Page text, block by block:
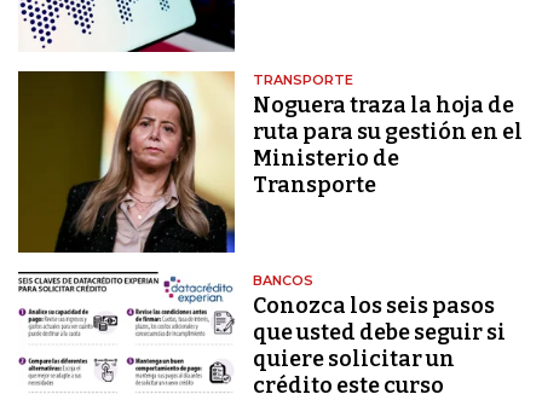
TRANSPORTE
Noguera traza la hoja de
ruta para su gestión en el
Ministerio de
Transporte
BANCOS
Conozca los seis pasos
que usted debe seguir si
quiere solicitar un
crédito este curso